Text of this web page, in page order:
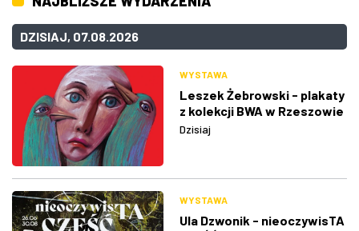
DZISIAJ, 07.08.2026
WYSTAWA
Leszek Żebrowski - plakaty
z kolekcji BWA w Rzeszowie
Dzisiaj
WYSTAWA
Ula Dzwonik - nieoczywisTA